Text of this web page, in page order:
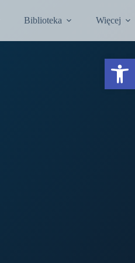
Otwórz pasek narzędzi
Biblioteka Więcej